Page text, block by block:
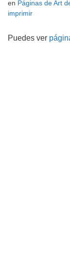
en Páginas de Art
imprimir
Puedes ver